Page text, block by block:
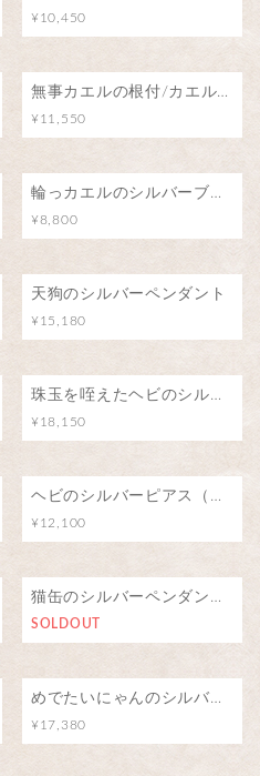
¥10,450
無事カエルの根付/カエル号に乗って
¥11,550
輪っカエルのシルバーブローチ（ピンバッジ）
¥8,800
天狗のシルバーペンダント
¥15,180
珠玉を咥えたヘビのシルバーペンダント(アメジスト/水晶)
¥18,150
ヘビのシルバーピアス（両耳）
¥12,100
猫缶のシルバーペンダント/猫の夢
SOLDOUT
めでたいにゃんのシルバーペンダント
¥17,380